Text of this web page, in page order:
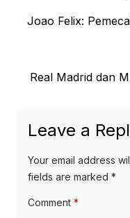
navigation
Previous
Joao Felix:
Next
Real Madrid dan
Leave a
Your email address
fields are marked *
Comment *